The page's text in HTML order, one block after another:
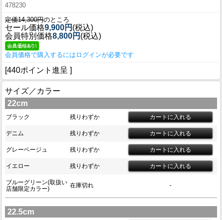
478230
定価14,300円のところ
セール価格9,900円 (税込)
会員特別価格8,800円 (税込)
会員価格で購入するにはログインが必要です
[440ポイント進呈 ]
サイズ／カラー
22cm
ブラック 残りわずか
デニム 残りわずか
グレーベージュ 残りわずか
イエロー 残りわずか
ブルーグリーン(取扱い
店舗限定カラー)
在庫切れ -
22.5cm